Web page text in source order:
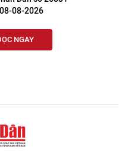
08-2026
NGAY